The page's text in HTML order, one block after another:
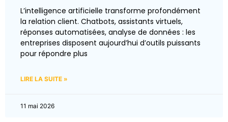
L’intelligence artificielle transforme profondément
la relation client. Chatbots, assistants virtuels,
réponses automatisées, analyse de données : les
entreprises disposent aujourd’hui d’outils puissants
pour répondre plus
LIRE LA SUITE »
11 mai 2026